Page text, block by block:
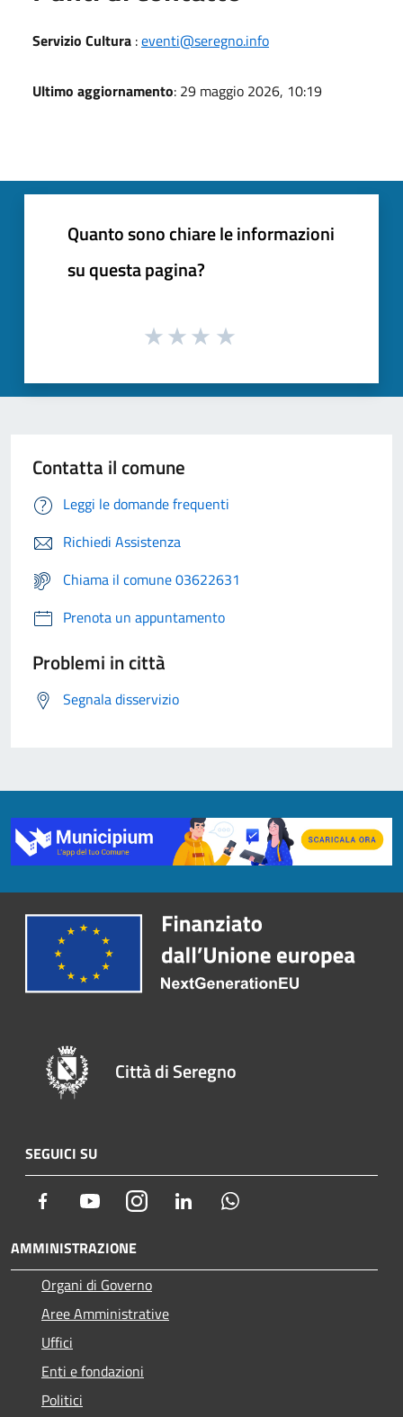
Servizio Cultura :eventi@seregno.info
Ultimo aggiornamento: 29 maggio 2026, 10:19
Quanto sono chiare le informazioni
su questa pagina?
Contatta il comune
Leggi le domande frequenti
Richiedi Assistenza
Chiama il comune 03622631
Prenota un appuntamento
Problemi in città
Segnala disservizio
Città di Seregno
SEGUICI SU
Facebook YoutubeInstagram LinkedIn
AMMINISTRAZIONE
Organi di Governo
Aree Amministrative
Uffici
Enti e fondazioni
Politici